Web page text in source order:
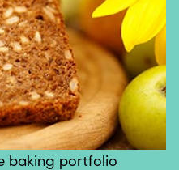
baking portfolio
solutions that
health benefits. Our
is efficient (potent in